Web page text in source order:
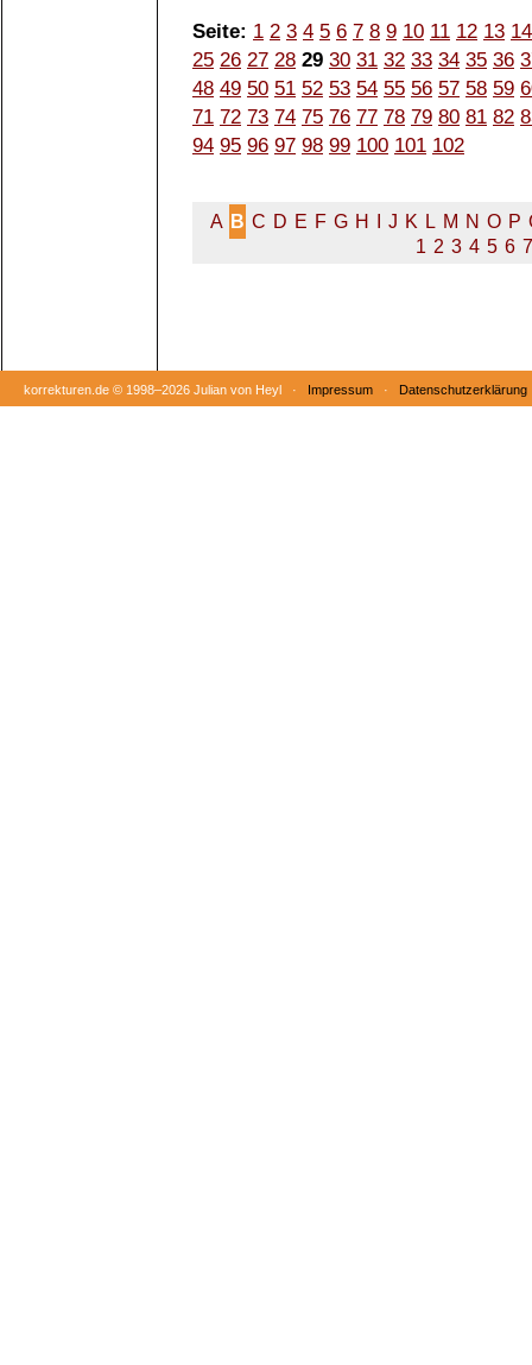
Seite: 1 2 3 4 5 6 7 8 9 10 11 12 13 14
25 26 27 28 29 30 31 32 33 34 35 36
48 49 50 51 52 53 54 55 56 57 58 59
71 72 73 74 75 76 77 78 79 80 81 82
94 95 96 97 98 99 100 101 102
A B C D E F G H J K L M N O P
1 2 3 4 5 6 7
korrekturen.de © 1998–2026 Julian von Heyl · Impressum · Datenschutzerklärung